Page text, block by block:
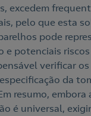
excedem
pelo que esta
pode
e potenciais
verificar
da
resumo,
é universal,